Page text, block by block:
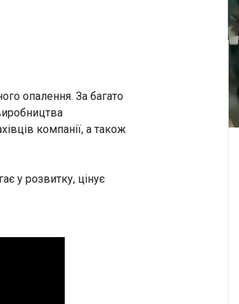
опалення.За багато
компанії, а також
у розвитку, цінує